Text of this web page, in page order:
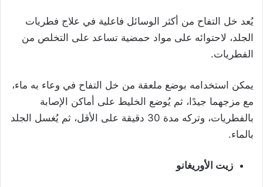
يُعد خل التفاح من أكثر الوسائل فاعلية في علاج فطريات
الجلد، لاحتوائه على مواد حمضية تساعد على التخلص من
الفطريات.
يمكن استخدامه بوضع ملعقة من خل التفاح في وعاء به ماء،
مع مزجهما جيدًا، ثم يُوضع الخليط على أماكن الإصابة
بالفطريات، وتركه مدة 30 دقيقة على الأقل، ثم يُغسل الجلد
بالماء.
زيت الأوريغانو